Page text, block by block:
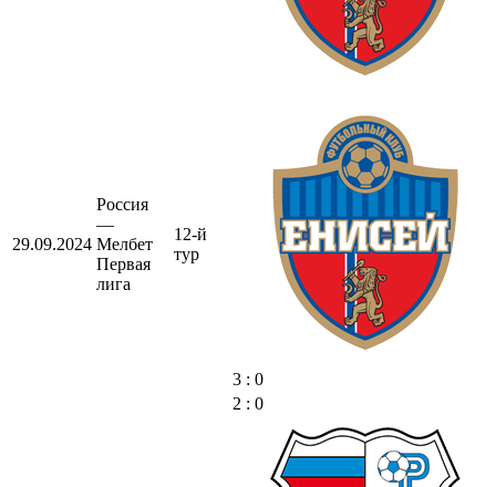
29.09.2024
Россия
—
Мелбет
Первая
лига
12-й
тур
3 : 0
2 : 0